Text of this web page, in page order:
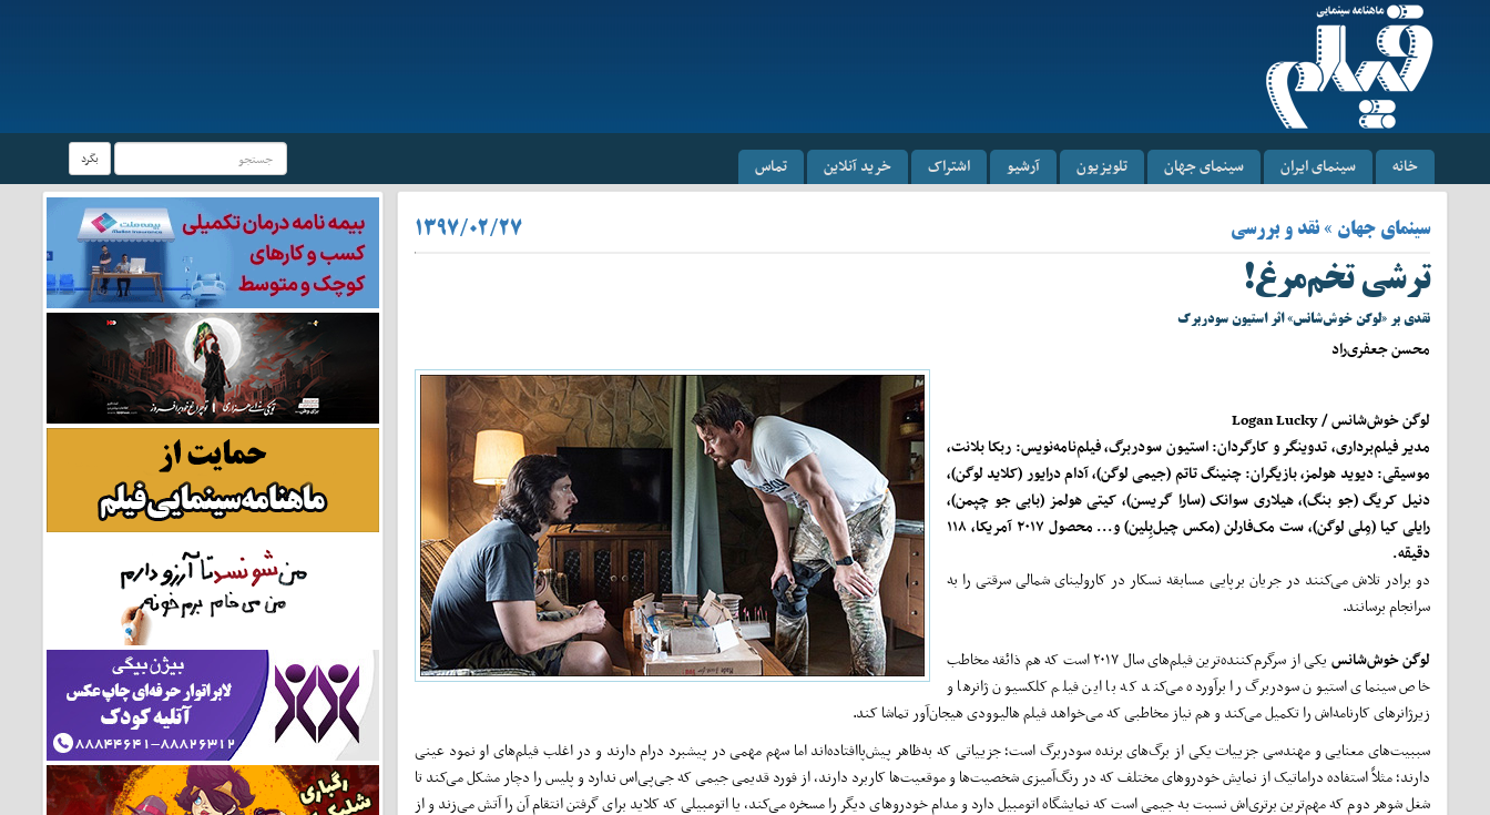
خانه سینمای ایران سینمای جهان تلویزیون آرشیو اشتراک خرید آنلاین تماس بگرد
سینمای جهان » نقد و بررسی ۱۳۹۷/۰۲/۲۷
ترشی تخم‌مرغ!
نقدی بر «لوگن خوش‌شانس» اثر استیون سودربرگ
محسن جعفری‌راد
لوگن خوش‌شانس /Logan Lucky
مدیر فیلم‌برداری، تدوینگر و کارگردان: استیون سودربرگ، فیلم‌نامه‌نویس: ربکا بلانت،
موسیقی: دیوید هولمز، بازیگران: چنینگ تاتم (جیمی لوگن)، آدام درایور (کلاید لوگن)،
دنیل کریگ (جو بنگ)، هیلاری سوانک (سارا گریسن)، کیتی هولمز (بابی جو چپمن)،
رایلی کیا (مِلی لوگن)، ست مک‌فارلن (مکس چیل‌بِلین) و... محصول ۲۰۱۷ آمریکا، ۱۱۸
دقیقه.
دو برادر تلاش می‌کنند در جریان برپایی مسابقه نسکار در کارولینای شمالی سرقتی را به
سرانجام برسانند.
لوگن خوش‌شانس
یکی از سرگرم‌کننده‌ترین فیلم‌های سال ۲۰۱۷ است که هم ذائقه مخاطب
خاص سینمای استیون سودربرگ را برآورده می‌کند که با این فیلم کلکسیون ژانرها و
زیرژانرهای کارنامه‌اش را تکمیل می‌کند ‌و هم ‌نیاز مخاطبی که می‌خواهد فیلم هالیوودی هیجان‌آور تماشا کند.
سببیت‌های معنایی و مهندسی جزییات یکی از برگ‌های برنده سودربرگ است؛ جزییاتی ‌که به‌ظاهر پیش‌پاافتاده‌اند اما سهم مهمی در پیشبرد درام دارند و در اغلب فیلم‌های او نمود عینی
دارند؛ مثلاً استفاده دراماتیک از نمایش خودرو‌های مختلف که در رنگ‌آمیزی شخصیت‌ها و موقعیت‌ها کاربرد دارند، از فورد قدیمی جیمی که جی‌پی‌اس ندارد و پلیس را دچار مشکل می‌کند تا
‌شغل شوهر دوم که مهم‌ترین برتری‌اش نسبت به جیمی است ‌که نمایشگاه اتومبیل دارد و ‌مدام خودرو‌های دیگر را مسخره می‌کند، یا اتومبیلی که کلاید برای گرفتن انتقام آن را آتش می‌زند و از